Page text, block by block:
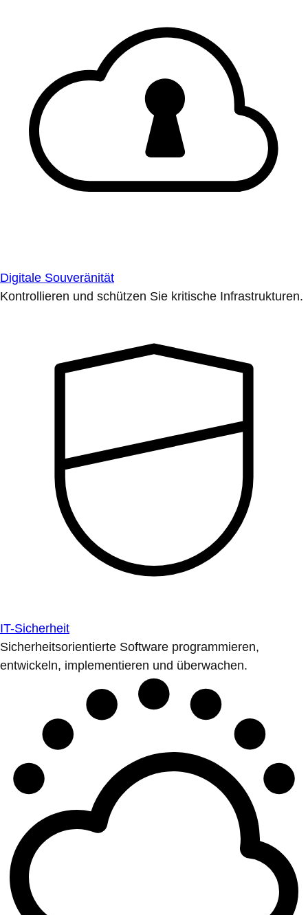
Digitale Souveränität
Kontrollieren und schützen Sie kritische Infrastrukturen.
IT-Sicherheit
Sicherheitsorientierte Software programmieren,
entwickeln, implementieren und überwachen.